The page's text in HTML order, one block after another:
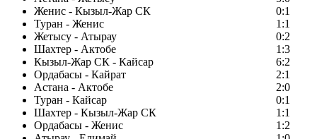
Женис - Кызыл-Жар СК
0:1
Туран - Женис
1:1
Жетысу - Атырау
0:2
Шахтер - Актобе
1:3
Кызыл-Жар СК - Кайсар
6:2
Ордабасы - Кайрат
2:1
Астана - Актобе
2:0
Туран - Кайсар
0:1
Шахтер - Кызыл-Жар СК
1:1
Ордабасы - Женис
1:2